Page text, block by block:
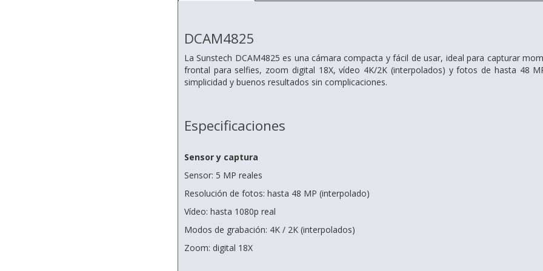
DCAM4825
La Sunstech DCAM4825 es una cámara compacta y fácil de usar, ideal para capturar
frontal para selfies, zoom digital 18X, vídeo 4K/2K (interpolados) y fotos de hasta 48
simplicidad y buenos resultados sin complicaciones.
Especificaciones
Sensor y captura
Sensor: 5 MP reales
Resolución de fotos: hasta 48 MP (interpolado)
Vídeo: hasta 1080p real
Modos de grabación: 4K / 2K (interpolados)
Zoom: digital 18X